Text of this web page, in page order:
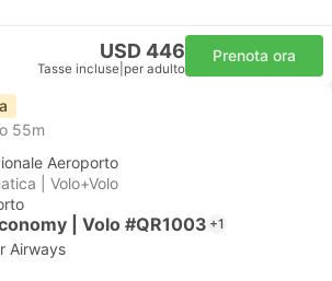
USD 446
Tasse incluse per adulto
Prenota ora
55m
Aeroporto
| Volo+Volo
| Volo #QR1003 +1
Airways